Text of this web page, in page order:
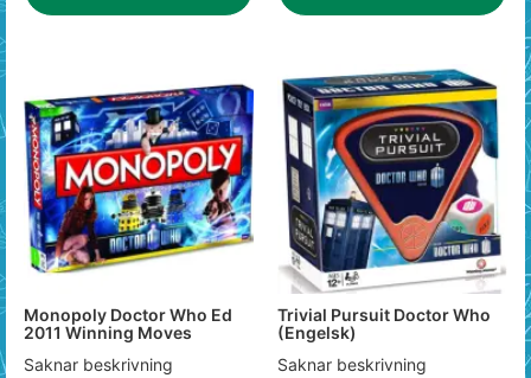
Monopoly Doctor Who Ed
2011 Winning Moves
Saknar beskrivning
Trivial Pursuit Doctor Who
(Engelsk)
Saknar beskrivning